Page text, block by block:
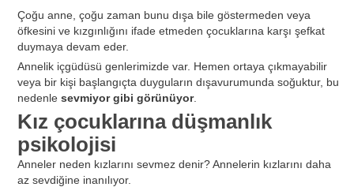
Çoğu anne, çoğu zaman bunu dışa bile göstermeden veya
öfkesini ve kızgınlığını ifade etmeden çocuklarına karşı şefkat
duymaya devam eder.
Annelik içgüdüsü genlerimizde var. Hemen ortaya çıkmayabilir
veya bir kişi başlangıçta duyguların dışavurumunda soğuktur, bu
nedenle sevmiyor gibi görünüyor.
Kız çocuklarına düşmanlık
psikolojisi
Anneler neden kızlarını sevmez denir? Annelerin kızlarını daha
az sevdiğine inanılıyor.